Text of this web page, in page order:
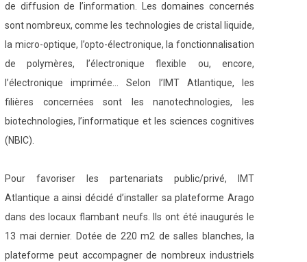
de diffusion de l’information. Les domaines concernés
sont nombreux, comme les technologies de cristal liquide,
la micro-optique, l’opto-électronique, la fonctionnalisation
de polymères, l’électronique flexible ou, encore,
l’électronique imprimée… Selon l’IMT Atlantique, les
filières concernées sont les nanotechnologies, les
biotechnologies, l’informatique et les sciences cognitives
(NBIC).
Pour favoriser les partenariats public/privé, IMT
Atlantique a ainsi décidé d’installer sa plateforme Arago
dans des locaux flambant neufs. Ils ont été inaugurés le
13 mai dernier. Dotée de 220 m2 de salles blanches, la
plateforme peut accompagner de nombreux industriels